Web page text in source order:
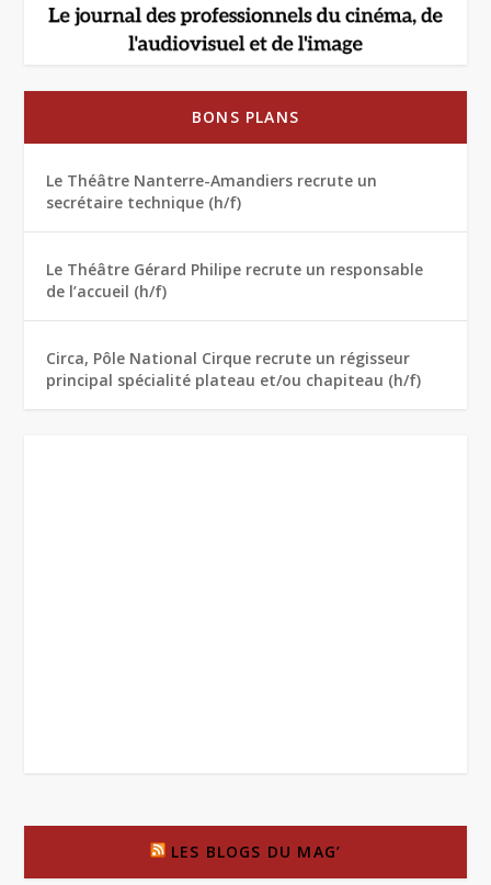
BONS PLANS
Le Théâtre Nanterre-Amandiers recrute un
secrétaire technique (h/f)
Le Théâtre Gérard Philipe recrute un responsable
de l’accueil (h/f)
Circa, Pôle National Cirque recrute un régisseur
principal spécialité plateau et/ou chapiteau (h/f)
LES BLOGS DU MAG’